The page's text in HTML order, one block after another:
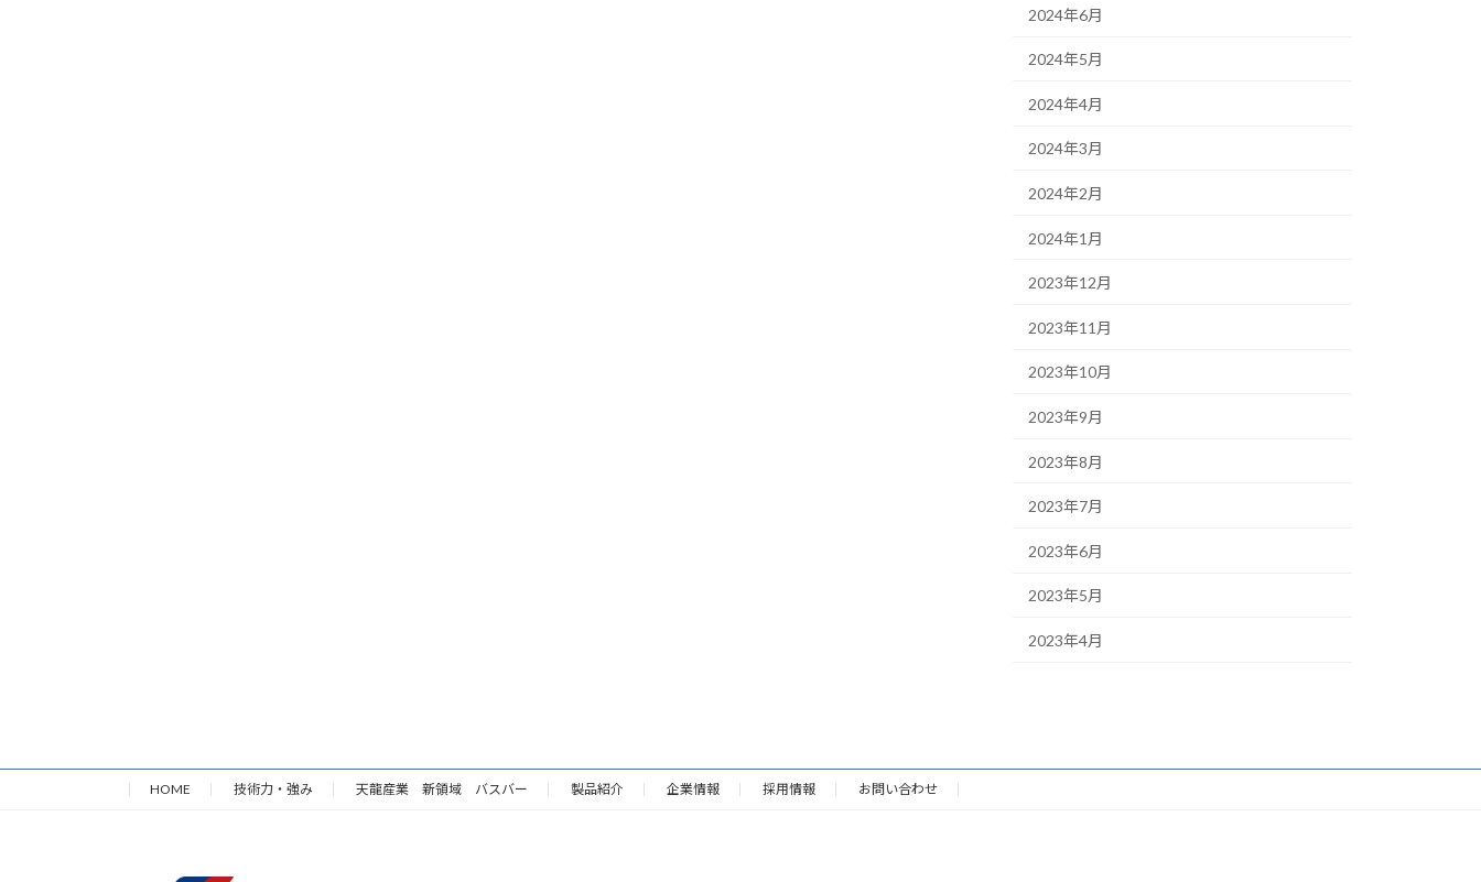
2024年6月
2024年5月
2024年4月
2024年3月
2024年2月
2024年1月
2023年12月
2023年11月
2023年10月
2023年9月
2023年8月
2023年7月
2023年6月
2023年5月
2023年4月
HOME 技術力・強み 天龍産業 新領域 バスバー 製品紹介 企業情報 採用情報 お問い合わせ